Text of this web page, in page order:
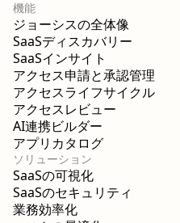
機能
ジョーシスの全体像
SaaSディスカバリー
SaaSインサイト
アクセス申請と承認管理
アクセスライフサイクル
アクセスレビュー
AI連携ビルダー
アプリカタログ
ソリューション
SaaSの可視化
SaaSのセキュリティ
業務効率化